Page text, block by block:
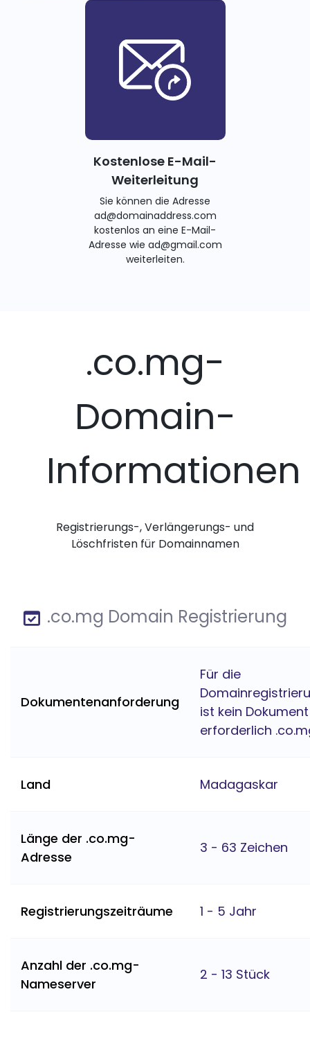
Kostenlose E-Mail-
Weiterleitung
Sie können die Adresse
ad@domainaddress.com
kostenlos an eine E-Mail-
Adresse wie ad@gmail.com
weiterleiten.
.co.mg-
Domain-
Informationen
Registrierungs-, Verlängerungs- und
Löschfristen für Domainnamen
.co.mg Domain Registrierung
Dokumentenanforderung
Für die
ist kein Dokument
erforderlich
Land Madagaskar
Länge der .co.mg-
Adresse
3 - 63 Zeichen
Registrierungszeiträume 1 - 5 Jahr
Anzahl der .co.mg-
Nameserver
2 - 13 Stück